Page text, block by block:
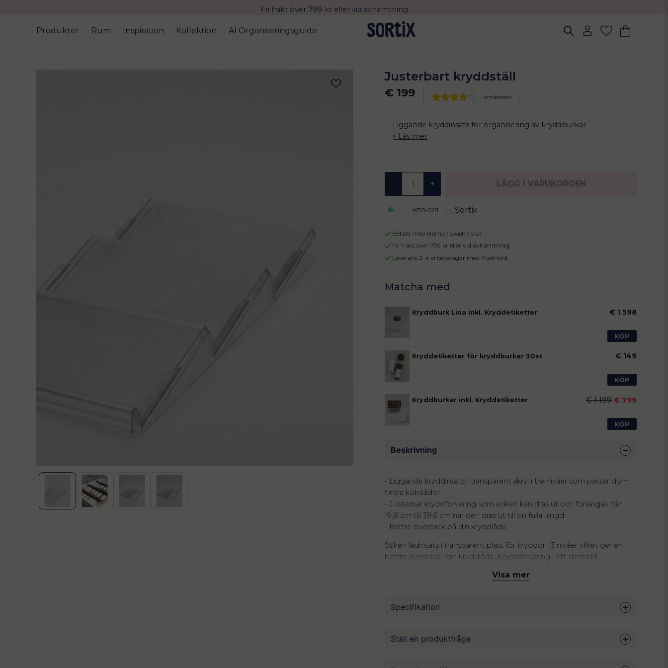
Fri frakt över 799 kr eller vid avhämtning
Leverans 2-4 arbetsdagar med Postnord
Produkter Rum Inspiration Kollektion AI Organiseringsguide
Justerbart kryddställ
€ 199 1 omdömen
Liggande kryddinsats för organisering av kryddburkar
Läs mer
- + LÄGG I VARUKORGEN
KBS-001 Sortix
Betala med klarna / swish / visa
Fri frakt över 799 kr eller vid avhämtning
Leverans 2-4 arbetsdagar med Postnord
Kryddburk Lina inkl. Kryddetiketter € 1 598
KÖP
Kryddetiketter för kryddburkar 30st € 149
KÖP
Kryddburkar inkl. Kryddetiketter € 1 199€ 799
KÖP
Beskrivning
- Liggande kryddinsats i transparent akryl i tre nivåer som passar dom
flesta kökslådor.
- Justerbar kryddförvaring som enkelt kan dras ut och förlängas från
19,8 cm till 39,6 cm när den dras ut till sin fulla längd.
- Bättre överblick på din kryddlåda.
Stilren lådinsats i transparent plast för kryddor i 3 nivåer vilket ger en
bättre överblick i din kryddlåda. Kryddförvaring i ett slitstarkt
längre. 19.8 - 39.6 x 42 x 3.5 cm.
insatsen kan du använda dina lådor mer organiserat och effektivt. Den
Visa mer
Specifikation
Mått
19.8 - 39.6 x 42 x 3.5 cm
Ställ en produktfråga